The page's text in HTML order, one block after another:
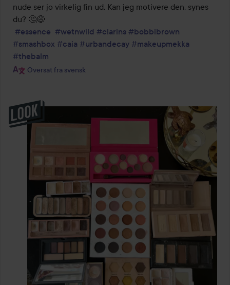
nude ser jo virkelig fin ud. Kan jeg motivere den, synes
du? 🤔😅
#essence #wetnwild #clarins #bobbibrown
#smashbox #caia #urbandecay #makeupmekka
#thebalm
Oversat fra svensk